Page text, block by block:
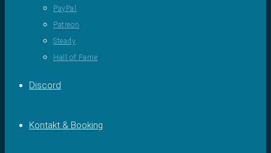
PayPal
Patreon
Steady
Hall of Fame
Discord
Kontakt & Booking